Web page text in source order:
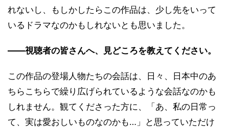
れないし、もしかしたらこの作品は、少し先をいって
いるドラマなのかもしれないとも思いました。
――視聴者の皆さんへ、見どころを教えてください。
この作品の登場人物たちの会話は、日々、日本中のあ
ちらこちらで繰り広げられているような会話なのかも
しれません。観てくださった方に、「あ、私の日常っ
て、実は愛おしいものなのかも…」と思っていただけ